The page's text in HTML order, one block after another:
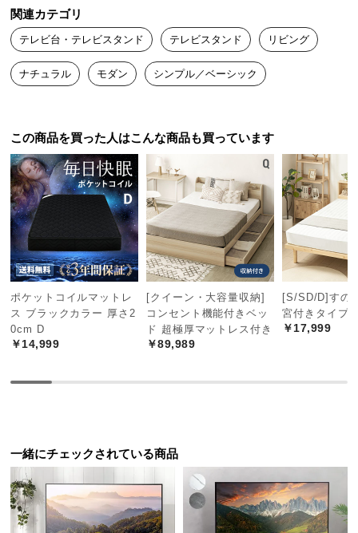
型
商
品
の
配
つ
い
て
小
型
品
の
配
送
に
梱
設
置
サ
ー
関連カテゴリ
テレビ台・テレビスタンド テレビスタンド リビング
ナチュラル モダン シンプル／ベーシック
この商品を買った人はこんな商品も買っています
ポケットコイルマットレ
ス ブラックカラー 厚さ2
0cm D
￥14,999
[クイーン・大容量収納]
コンセント機能付きベッ
ド 超極厚マットレス付き
￥89,989
[S/SD/D]すの
宮付きタイプ
￥17,999
一緒にチェックされている商品